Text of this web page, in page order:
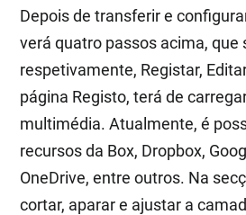
Depois de transferir e
verá quatro passos acima, que
respetivamente, Registar,
página Registo, terá de
multimédia. Atualmente, é
recursos da Box, Dropbox,
OneDrive, entre outros. Na
cortar, aparar e ajustar a